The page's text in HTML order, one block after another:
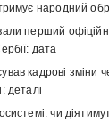
народний
перший
дата
кадрові зміни
деталі
чи